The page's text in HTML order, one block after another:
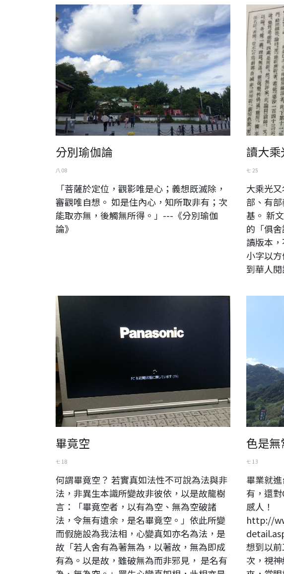
日本。愛知縣。犬山城外
分別瑜伽論
八 08
「菩薩於定位，觀影唯是心；義想既滅除，
審觀唯自想。 如是住內心，知所取非有；次
能取亦無，後觸無所得。」---《分別瑜伽
論》
佛教大系俱
讀大乘
七 25
大乘光
部、有
基。 新
的「俱
讀版本
小字以
到華人閱
panasonic Let's note LX3
畢竟空
七 18
何謂畢竟空？ 若實真如法性不可說為法與非
法，非異生本識所變故非彼依，以是故龍樹
言：「畢竟空者，以有為空、無為空破諸
法，令無有遺余，是名畢竟空。」依此所變
而假施設為我法相，心變真如亦名為法，是
故「若人舍有為著無為，以著故，無為即成
有為。以是故，雖破無為而非邪見， 是名有
色是
七 13
畢業就
有，還
感人！
http://
想到以
次，視